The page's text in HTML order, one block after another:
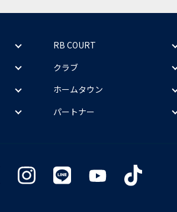
RB COURT
クラブ
ホームタウン
パートナー